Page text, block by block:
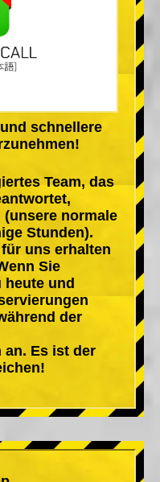
schnellere
Team, das
normale
Stunden).
uns erhalten
Sie
heute und
der
an. Es ist der